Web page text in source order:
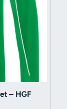
– HGF